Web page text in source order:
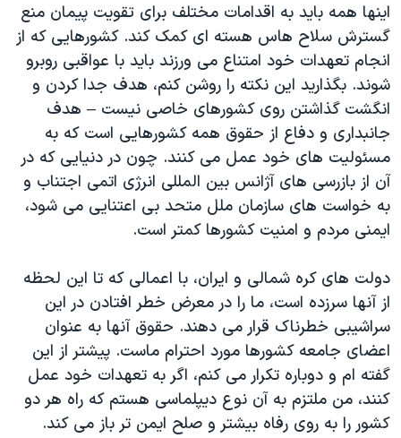
اینها همه باید به اقدامات مختلف برای تقویت پیمان منع
گسترش سلاح هاس هسته ای کمک کند. کشورهایی که از
انجام تعهدات خود امتناع می ورزند باید با عواقبی روبرو
شوند. بگذارید این نکته را روشن کنم، هدف جدا کردن و
انگشت گذاشتن روی کشورهای خاصی نیست – هدف
جانبداری و دفاع از حقوق همه کشورهایی است که به
مسئولیت های خود عمل می کنند. چون در دنیایی که در
آن از بازرسی های آژانس بین المللی انرژی اتمی اجتناب و
به خواست های سازمان ملل متحد بی اعتنایی می شود،
ایمنی مردم و امنیت کشورها کمتر است.
دولت های کره شمالی و ایران، با اعمالی که تا این لحظه
از آنها سرزده است، ما را در معرض خطر افتادن در این
سراشیبی خطرناک قرار می دهند. حقوق آنها به عنوان
اعضای جامعه کشورها مورد احترام ماست. پیشتر از این
گفته ام و دوباره تکرار می کنم، اگر به تعهدات خود عمل
کنند، من ملتزم به آن نوع دیپلماسی هستم که راه هر دو
کشور را به روی رفاه بیشتر و صلح ایمن تر باز می کند.